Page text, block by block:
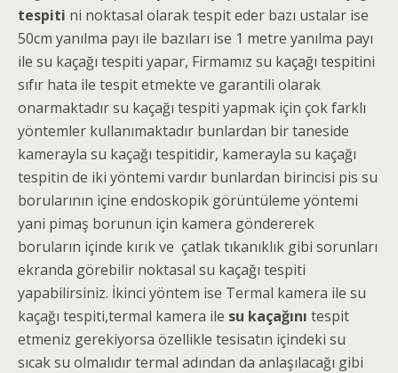
tespiti ni noktasal olarak tespit eder bazı ustalar ise
50cm yanılma payı ile bazıları ise 1 metre yanılma payı
ile su kaçağı tespiti yapar, Firmamız su kaçağı tespitini
sıfır hata ile tespit etmekte ve garantili olarak
onarmaktadırsu kaçağı tespiti yapmak için çok farklı
yöntemler kullanımaktadır bunlardan bir taneside
kamerayla su kaçağı tespitidir, kamerayla su kaçağı
tespitin de iki yöntemi vardır bunlardan birincisi pis su
borularının içine endoskopik görüntüleme yöntemi
yani pimaş borunun için kamera göndererek
boruların içinde kırık ve çatlak tıkanıklık gibi sorunları
ekranda görebilir noktasal su kaçağı tespiti
yapabilirsiniz. İkinci yöntem ise Termal kamera ile su
kaçağı tespiti,termal kamera ile su kaçağını tespit
etmeniz gerekiyorsa özellikle tesisatın içindeki su
sıcak su olmalıdır termal adından da anlaşılacağı gibi